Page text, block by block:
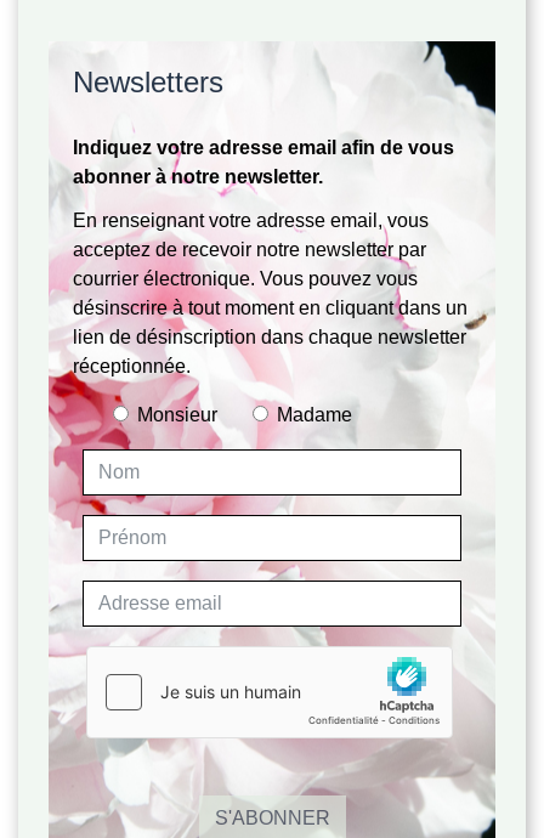
Newsletters
Indiquez votre adresse email afin de vous
abonner à notre newsletter.
En renseignant votre adresse email, vous
acceptez de recevoir notre newsletter par
courrier électronique. Vous pouvez vous
désinscrire à tout moment en cliquant dans un
lien de désinscription dans chaque newsletter
réceptionnée.
Monsieur Madame
S'ABONNER